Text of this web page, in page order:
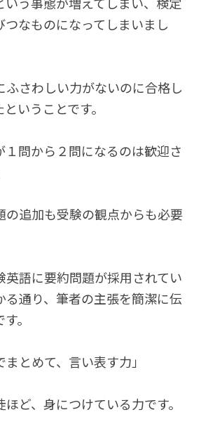
つなものになってしまいまし
ふさわしい力がないのに合格し
いうことです。
１問から２問になるのは歓迎さ
の追加も受験の観点からも必要
英語に要約問題が採用されてい
る通り、筆者の主張を簡潔に伝
。
まとめて、言い表す力」
ど、身につけている力です。